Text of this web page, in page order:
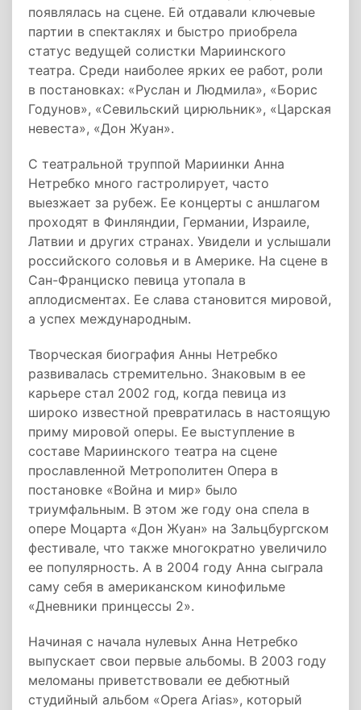
появлялась на сцене. Ей отдавали ключевые
партии в спектаклях и быстро приобрела
статус ведущей солистки Мариинского
театра. Среди наиболее ярких ее работ, роли
в постановках: «Руслан и Людмила», «Борис
Годунов», «Севильский цирюльник», «Царская
невеста», «Дон Жуан».
С театральной труппой Мариинки Анна
Нетребко много гастролирует, часто
выезжает за рубеж. Ее концерты с аншлагом
проходят в Финляндии, Германии, Израиле,
Латвии и других странах. Увидели и услышали
российского соловья и в Америке. На сцене в
Сан-Франциско певица утопала в
аплодисментах. Ее слава становится мировой,
а успех международным.
Творческая биография Анны Нетребко
развивалась стремительно. Знаковым в ее
карьере стал 2002 год, когда певица из
широко известной превратилась в настоящую
приму мировой оперы. Ее выступление в
составе Мариинского театра на сцене
прославленной Метрополитен Опера в
постановке «Война и мир» было
триумфальным. В этом же году она спела в
опере Моцарта «Дон Жуан» на Зальцбургском
фестивале, что также многократно увеличило
ее популярность. А в 2004 году Анна сыграла
саму себя в американском кинофильме
«Дневники принцессы 2».
Начиная с начала нулевых Анна Нетребко
выпускает свои первые альбомы. В 2003 году
меломаны приветствовали ее дебютный
студийный альбом «Opera Arias», который